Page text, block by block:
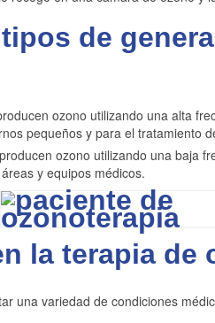
de
ozono utilizando una alta
pequeños y para el tratamiento
ozono utilizando una baja
y equipos médicos.
la terapia de
una variedad de condiciones